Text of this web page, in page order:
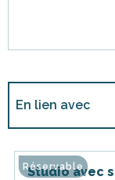
En lien avec
Sur place
Studio avec
Réservable